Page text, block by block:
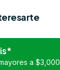
a $3,000